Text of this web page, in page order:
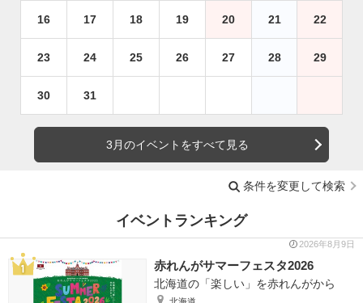
16 17 18 19 20 21 22
23 24 25 26 27 28 29
30 31
3月のイベントをすべて見る
条件を変更して検索
イベントランキング
2026年8月9日
赤れんがサマーフェスタ2026
北海道の「楽しい」を赤れんがから